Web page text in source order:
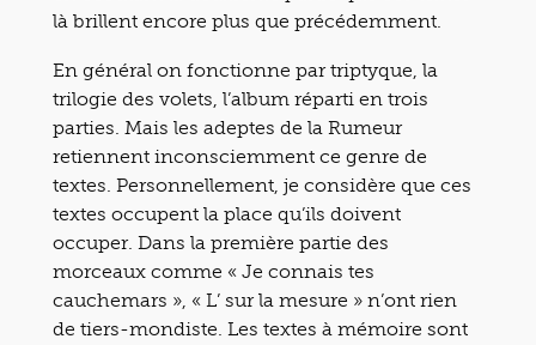
là brillent encore plus que précédemment.
En général on fonctionne par triptyque, la
trilogie des volets, l’album réparti en trois
parties. Mais les adeptes de la Rumeur
retiennent inconsciemment ce genre de
textes. Personnellement, je considère que ces
textes occupent la place qu’ils doivent
occuper. Dans la première partie des
morceaux comme « Je connais tes
cauchemars », « L’ sur la mesure » n’ont rien
de tiers-mondiste. Les textes à mémoire sont